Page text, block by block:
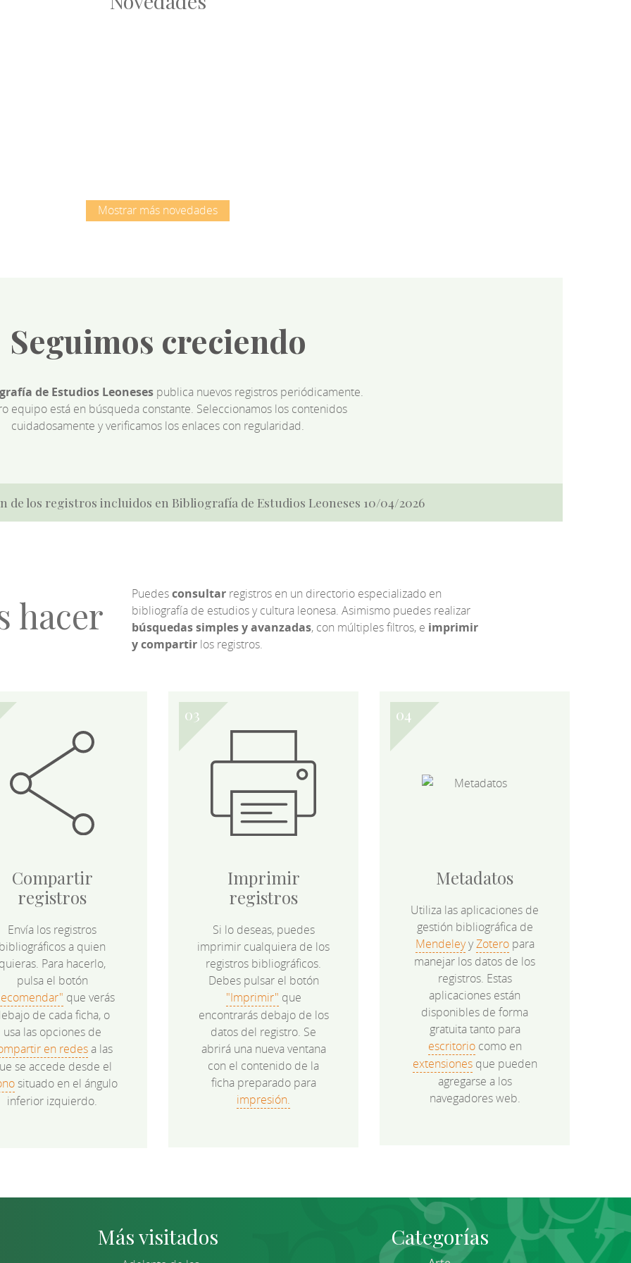
Mostrar más novedades
Seguimos creciendo
de Estudios Leonesespublica nuevos registros periódicamente.
equipo está en búsqueda constante. Seleccionamos los contenidos
cuidadosamente y verificamos los enlaces con regularidad.
de los registros incluidos en Bibliografía de Estudios Leoneses 10/04/2026
hacer Puedesconsultarregistros en un directorio especializado en
bibliografía de estudios y cultura leonesa. Asimismo puedes realizar
búsquedas simples y avanzadas, con múltiples filtros, e imprimir
y compartirlos registros.
Compartir
registros
Envía los registros
a quien
Para hacerlo,
pulsa el botón
que verás
de cada ficha, o
usa las opciones de
en redesa las
se accede desde el
situado en el ángulo
inferior izquierdo.
Imprimir
registros
Si lo deseas, puedes
imprimir cualquiera de los
registros bibliográficos.
Debes pulsar el botón
"Imprimir" que
encontrarás debajo de los
datos del registro. Se
abrirá una nueva ventana
con el contenido de la
ficha preparado para
impresión.
Metadatos
Utiliza las aplicaciones de
gestión bibliográfica de
MendeleyyZoteropara
manejar los datos de los
registros. Estas
aplicaciones están
disponibles de forma
gratuita tanto para
escritoriocomo en
extensionesque pueden
agregarse a los
navegadores web.
Más visitados Categorías